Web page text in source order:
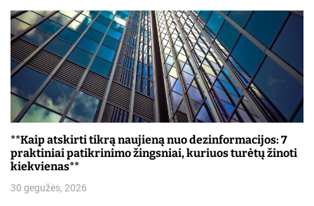
**Kaip atskirti tikrą naujieną nuo dezinformacijos: 7
praktiniai patikrinimo žingsniai, kuriuos turėtų žinoti
kiekvienas**
30 gegužės, 2026